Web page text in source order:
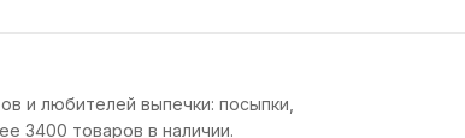
и любителей выпечки: посыпки,
3400 товаров в наличии.